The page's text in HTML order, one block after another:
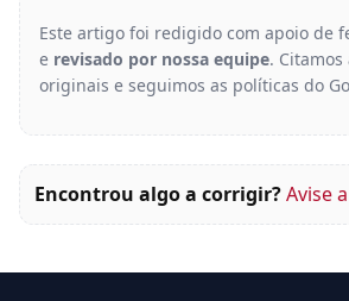
Este artigo foi redigido com apoio de
e revisado por nossa equipe.
originais e seguimos as políticas do
Encontrou algo a corrigir?Avise